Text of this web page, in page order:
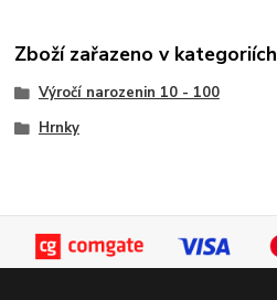
Zboží zařazeno v kategoriích
Výročí narozenin 10 - 100
Hrnky